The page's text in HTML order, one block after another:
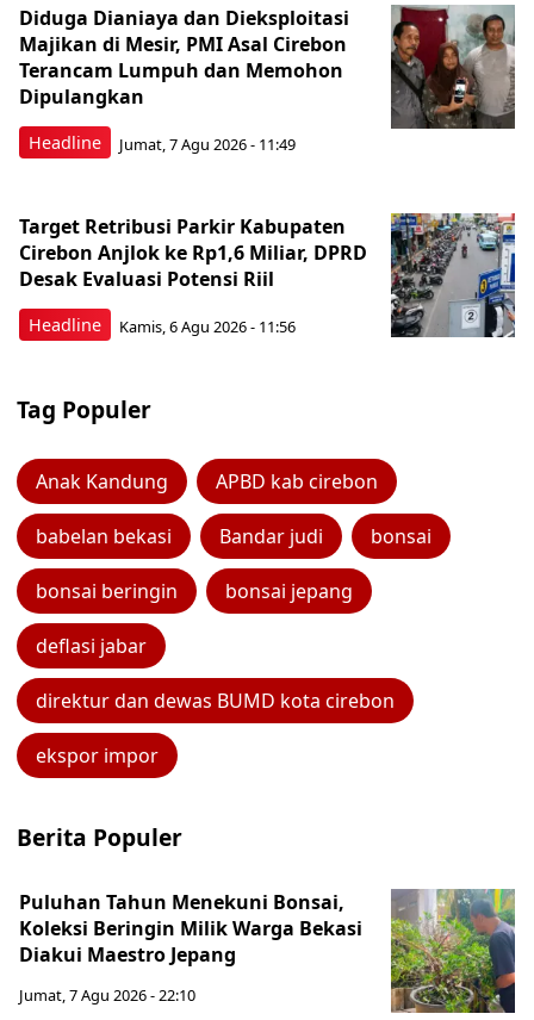
Headline
Diduga Dianiaya dan Dieksploitasi
Majikan di Mesir, PMI Asal Cirebon
Terancam Lumpuh dan Memohon
Dipulangkan
Jumat, 7 Agu 2026 - 11:49
Headline
Target Retribusi Parkir Kabupaten
Cirebon Anjlok ke Rp1,6 Miliar, DPRD
Desak Evaluasi Potensi Riil
Kamis, 6 Agu 2026 - 11:56
Tag Populer
Anak Kandung APBD kab cirebon
babelan bekasi Bandar judi bonsai
bonsai beringin bonsai jepang
deflasi jabar
direktur dan dewas BUMD kota cirebon
ekspor impor
Berita Populer
Puluhan Tahun Menekuni Bonsai,
Koleksi Beringin Milik Warga Bekasi
Diakui Maestro Jepang
Jumat, 7 Agu 2026 - 22:10